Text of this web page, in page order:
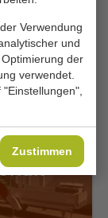
Verwendung
und
der
verwendet.
Zustimmen
Hinzufügen